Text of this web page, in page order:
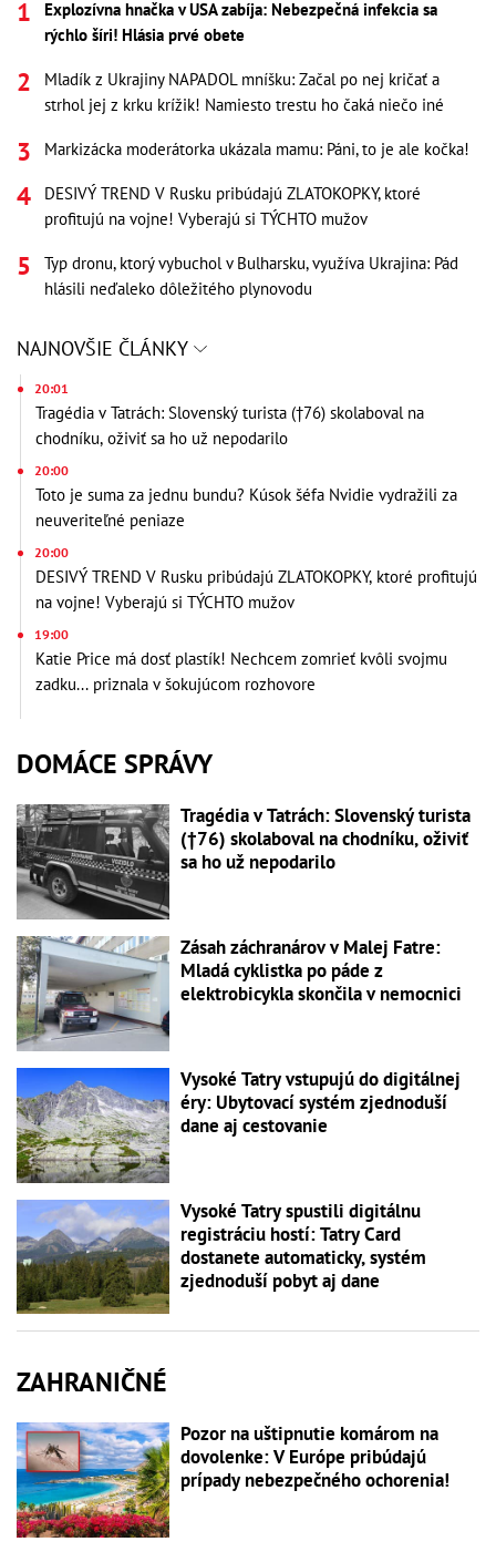
Explozívna hnačka v USA zabíja: Nebezpečná infekcia sa
rýchlo šíri! Hlásia prvé obete
Mladík z Ukrajiny NAPADOL mníšku: Začal po nej kričať a
strhol jej z krku krížik! Namiesto trestu ho čaká niečo iné
Markizácka moderátorka ukázala mamu: Páni, to je ale kočka!
DESIVÝ TREND V Rusku pribúdajú ZLATOKOPKY, ktoré
profitujú na vojne! Vyberajú si TÝCHTO mužov
Typ dronu, ktorý vybuchol v Bulharsku, využíva Ukrajina: Pád
hlásili neďaleko dôležitého plynovodu
NAJNOVŠIE ČLÁNKY
20:01
Tragédia v Tatrách: Slovenský turista (†76) skolaboval na
chodníku, oživiť sa ho už nepodarilo
20:00
Toto je suma za jednu bundu? Kúsok šéfa Nvidie vydražili za
neuveriteľné peniaze
20:00
DESIVÝ TREND V Rusku pribúdajú ZLATOKOPKY, ktoré profitujú
na vojne! Vyberajú si TÝCHTO mužov
19:00
Katie Price má dosť plastík! Nechcem zomrieť kvôli svojmu
zadku... priznala v šokujúcom rozhovore
DOMÁCE SPRÁVY
Tragédia v Tatrách: Slovenský turista
(†76) skolaboval na chodníku, oživiť
sa ho už nepodarilo
Zásah záchranárov v Malej Fatre:
Mladá cyklistka po páde z
elektrobicykla skončila v nemocnici
Vysoké Tatry vstupujú do digitálnej
éry: Ubytovací systém zjednoduší
dane aj cestovanie
Vysoké Tatry spustili digitálnu
registráciu hostí: Tatry Card
dostanete automaticky, systém
zjednoduší pobyt aj dane
ZAHRANIČNÉ
Pozor na uštipnutie komárom na
dovolenke: V Európe pribúdajú
prípady nebezpečného ochorenia!